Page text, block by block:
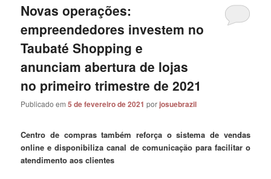
Novas operações:
empreendedores investem no
Taubaté Shopping e
anunciam abertura de lojas
no primeiro trimestre de 2021
Publicado em5 de fevereiro de 2021 porjosuebrazil
Centro de compras também reforça o sistema de vendas
online e disponibiliza canal de comunicação para facilitar o
atendimento aos clientes